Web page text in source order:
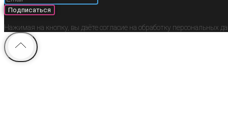
Подписаться
Нажимая на кнопку, вы даёте согласие на обработку персональных